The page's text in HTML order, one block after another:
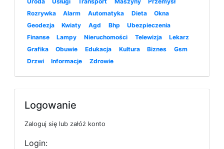
Rozrywka
Alarm Automatyka Dieta
Okna
Geodezja
Kwiaty Agd Bhp
Ubezpieczenia
Finanse
Lampy Nieruchomości Telewizja
Lekarz
Grafika
Obuwie Edukacja Kultura Biznes
Gsm
Drzwi
Informacje Zdrowie
Logowanie
Zaloguj się lub załóż konto
Login: